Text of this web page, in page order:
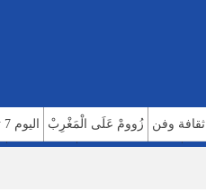
ثقافة وفن زُوومْ عَلَى الْمَغْرِبْ اليوم 7 تيفي